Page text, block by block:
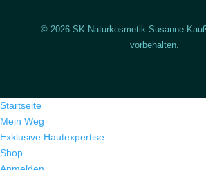
© 2026 SK Naturkosmetik Susanne
vorbehalten.
Startseite
Mein Weg
Exklusive Hautexpertise
Shop